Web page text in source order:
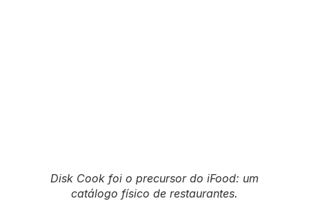
Disk Cook foi o precursor do iFood: um
catálogo físico de restaurantes.